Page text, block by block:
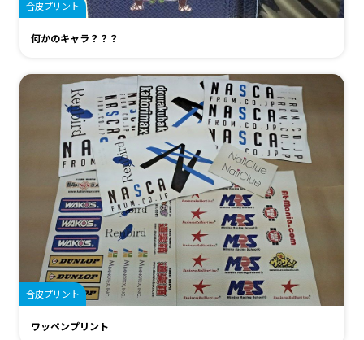
合皮プリント
何かのキャラ？？？
合皮プリント
ワッペンプリント